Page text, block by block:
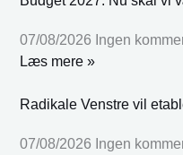
07/08/2026 Ingen
Læs mere »
Radikale Venstre vil
07/08/2026 Ingen